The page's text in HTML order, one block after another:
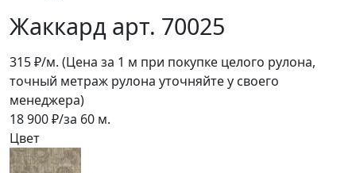
Жаккард арт. 70025
315₽/м. (Цена за 1 м при покупке целого рулона,
точный метраж рулона уточняйте у своего
менеджера)
18 900₽/за 60 м.
Цвет